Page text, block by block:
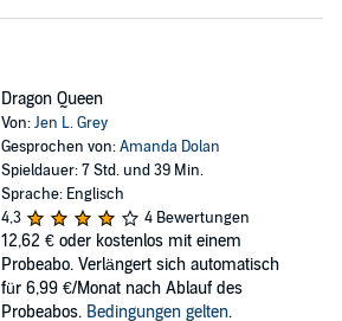
Dragon Queen
Von:Jen L. Grey
Gesprochen von:Amanda Dolan
Spieldauer: 7 Std. und 39 Min.
Sprache: Englisch
4,3
4 Bewertungen
12,62 € oder kostenlos mit einem
Probeabo. Verlängert sich automatisch
für 6,99 €/Monat nach Ablauf des
Probeabos. Bedingungen gelten.